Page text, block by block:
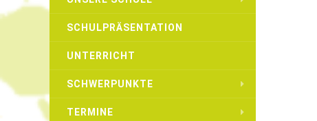
SCHULPRÄSENTATION
UNTERRICHT
SCHWERPUNKTE
TERMINE